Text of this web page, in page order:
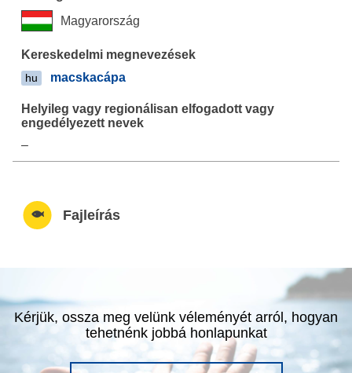
Magyarország
hu macskacápa
–
Fajleírás
Kérjük, ossza meg velünk véleményét arról, hogyan
tehetnénk jobbá honlapunkat